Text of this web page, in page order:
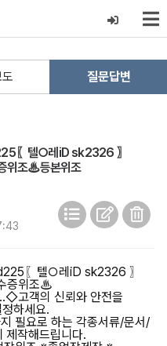
질문답변
〖텔○레iD sk2326 〗
위조♨등본위조
〖텔○레iD sk2326 〗
증위조♨
고객의 신뢰와 안전을
하세요.
필요로 하는 각종서류/문서/
제작해드립니다.